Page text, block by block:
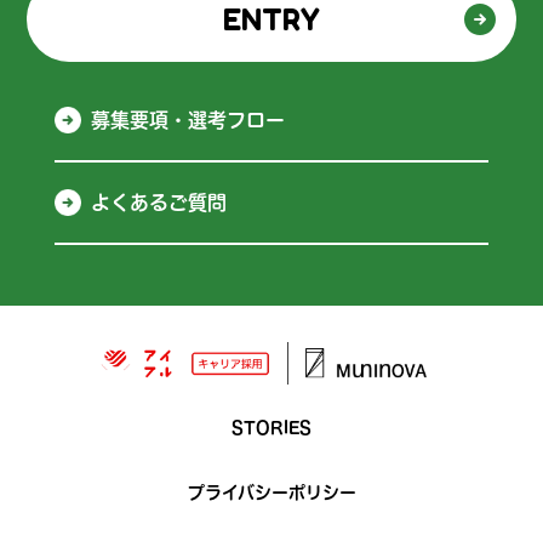
ENTRY
募集要項・選考フロー
よくあるご質問
STORIES
プライバシーポリシー